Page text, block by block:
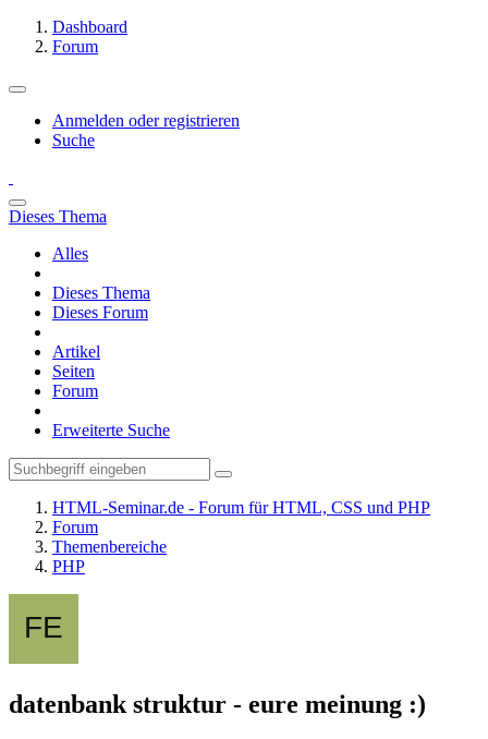
Dashboard
Forum
Anmelden oder registrieren
Suche
Dieses Thema
Alles
Dieses Thema
Dieses Forum
Artikel
Seiten
Forum
Erweiterte Suche
HTML-Seminar.de - Forum für HTML, CSS und PHP
Forum
Themenbereiche
PHP
datenbank struktur - eure meinung :)